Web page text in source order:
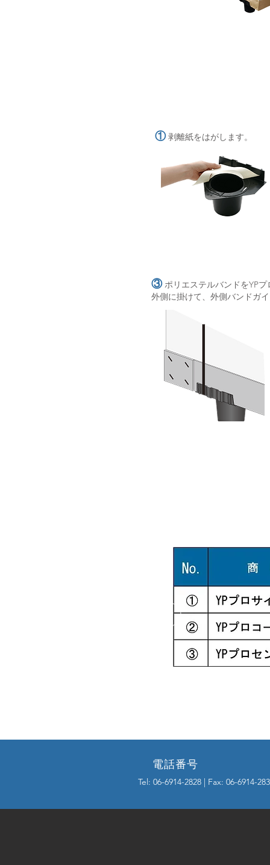
①剥離紙をはがします。
③ポリエステルバンドをYPプ
外側に掛けて、外側バンドガ
電話番号
Tel: 06-6914-2828 | Fax: 06-6914-